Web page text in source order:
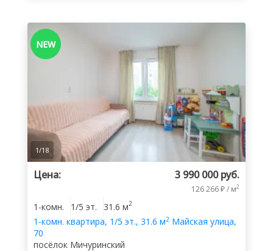
1/18
NEW
Цена: 3 990 000 руб.
126 266 ₽ / м2
1-комн. 1/5 эт. 31.6 м2
1-комн. квартира, 1/5 эт., 31.6 м2 Майская улица,
70
посёлок Мичуринский